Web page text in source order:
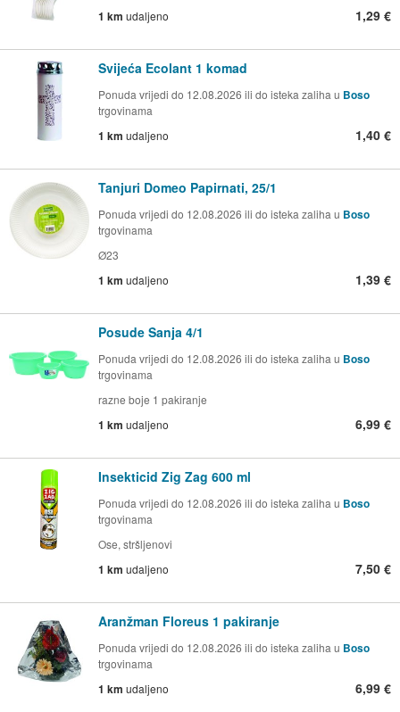
1 km udaljeno 1,29 €
Svijeća Ecolant 1 komad
Ponuda vrijedi do 12.08.2026 ili do isteka zaliha u Boso
trgovinama
1 km udaljeno 1,40 €
Tanjuri Domeo Papirnati, 25/1
Ponuda vrijedi do 12.08.2026 ili do isteka zaliha u Boso
trgovinama
Ø23
1 km udaljeno 1,39 €
Posude Sanja 4/1
Ponuda vrijedi do 12.08.2026 ili do isteka zaliha u Boso
trgovinama
razne boje 1 pakiranje
1 km udaljeno 6,99 €
Insekticid Zig Zag 600 ml
Ponuda vrijedi do 12.08.2026 ili do isteka zaliha u Boso
trgovinama
Ose, stršljenovi
1 km udaljeno 7,50 €
Aranžman Floreus 1 pakiranje
Ponuda vrijedi do 12.08.2026 ili do isteka zaliha u Boso
trgovinama
1 km udaljeno 6,99 €